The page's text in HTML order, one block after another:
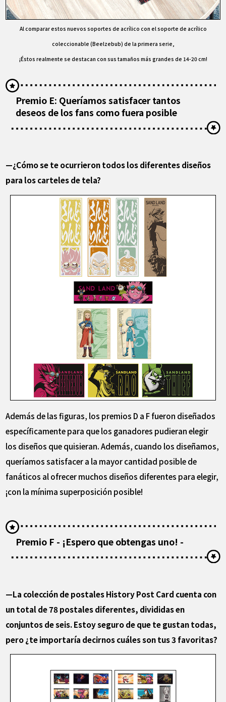
Al comparar estos nuevos soportes de acrílico con el soporte de acrílico
coleccionable (Beelzebub) de la primera serie,
¡Éstos realmente se destacan con sus tamaños más grandes de 14-20 cm!
Premio E: Queríamos satisfacer tantos
deseos de los fans como fuera posible
—¿Cómo se te ocurrieron todos los diferentes diseños
para los carteles de tela?
Además de las figuras, los premios D a F fueron diseñados
específicamente para que los ganadores pudieran elegir
los diseños que quisieran. Además, cuando los diseñamos,
queríamos satisfacer a la mayor cantidad posible de
fanáticos al ofrecer muchos diseños diferentes para elegir,
¡con la mínima superposición posible!
Premio F - ¡Espero que obtengas uno! -
—La colección de postales History Post Card cuenta con
un total de 78 postales diferentes, divididas en
conjuntos de seis. Estoy seguro de que te gustan todas,
pero ¿te importaría decirnos cuáles son tus 3 favoritas?